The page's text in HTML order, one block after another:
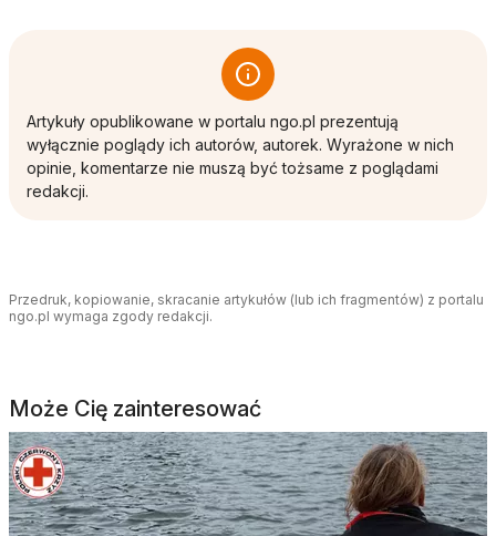
Artykuły opublikowane w portalu ngo.pl prezentują
wyłącznie poglądy ich autorów, autorek. Wyrażone w nich
opinie, komentarze nie muszą być tożsame z poglądami
redakcji.
Przedruk, kopiowanie, skracanie artykułów (lub ich fragmentów) z portalu
ngo.pl wymaga zgody redakcji.
Może Cię zainteresować